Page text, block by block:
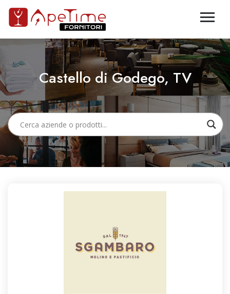
Castello di Godego, TV